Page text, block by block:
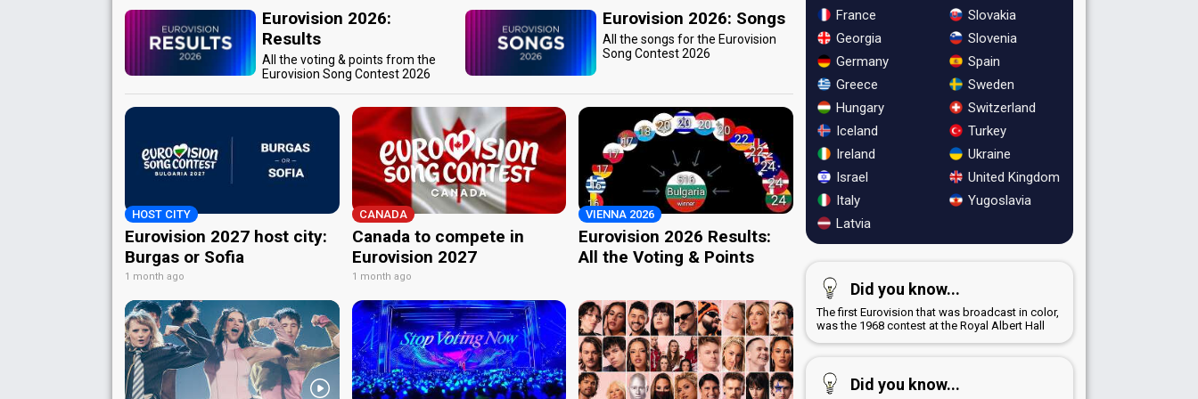
Eurovision 2026:
Results
All the voting & points from the
Eurovision Song Contest 2026
Eurovision 2026: Songs
All the songs for the Eurovision
Song Contest 2026
HOST CITY
Eurovision 2027 host city:
Burgas or Sofia
1 month ago
CANADA
Canada to compete in
Eurovision 2027
1 month ago
VIENNA 2026
Eurovision 2026 Results:
All the Voting & Points
France
Georgia
Germany
Greece
Hungary
Iceland
Ireland
Israel
Italy
Latvia
Slovakia
Slovenia
Spain
Sweden
Switzerland
Turkey
Ukraine
United Kingdom
Yugoslavia
Did you know...
The first Eurovision that was broadcast in color,
was the 1968 contest at the Royal Albert Hall
Did you know...